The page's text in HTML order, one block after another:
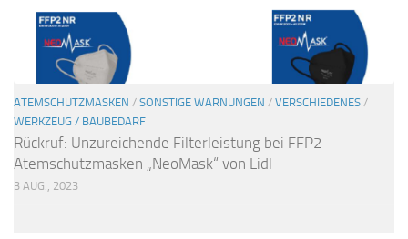
ATEMSCHUTZMASKEN / SONSTIGE WARNUNGEN / VERSCHIEDENES /
WERKZEUG / BAUBEDARF
Rückruf: Unzureichende Filterleistung bei FFP2
Atemschutzmasken „NeoMask“ von Lidl
3 AUG., 2023